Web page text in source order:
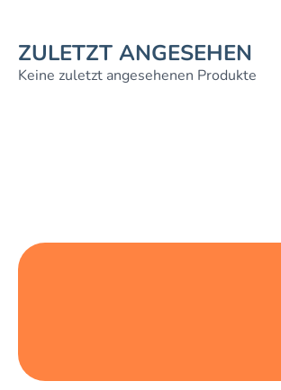
ZULETZT ANGESEHEN
Keine zuletzt angesehenen Produkte